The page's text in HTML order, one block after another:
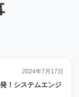
2024年7月17日
！システムエンジ